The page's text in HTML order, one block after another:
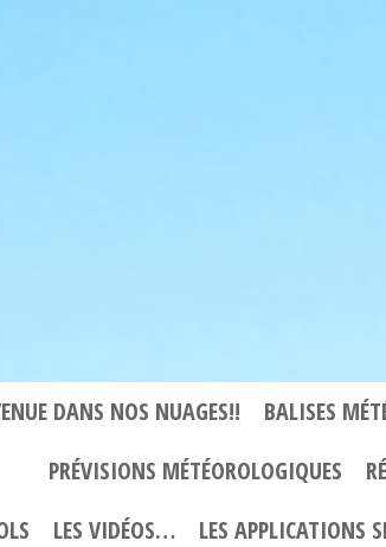
DANS NOS NUAGES!!
BALISES
PRÉVISIONS MÉTÉOROLOGIQUES
LES VIDÉOS…
LES APPLICATIONS